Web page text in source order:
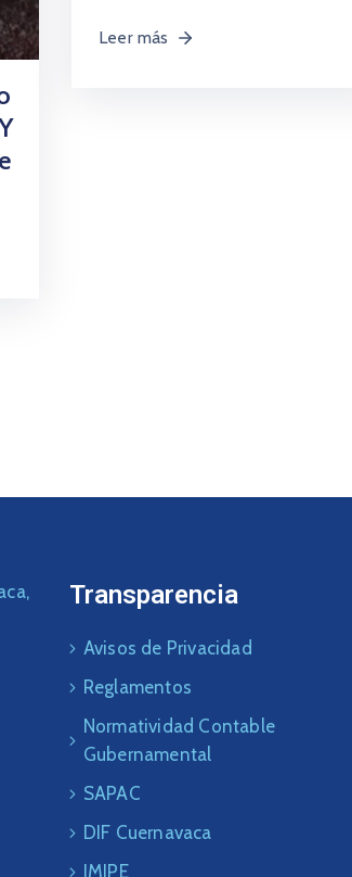
Leer más
Transparencia
Avisos de Privacidad
Reglamentos
Normatividad Contable
Gubernamental
SAPAC
DIF Cuernavaca
IMIPE